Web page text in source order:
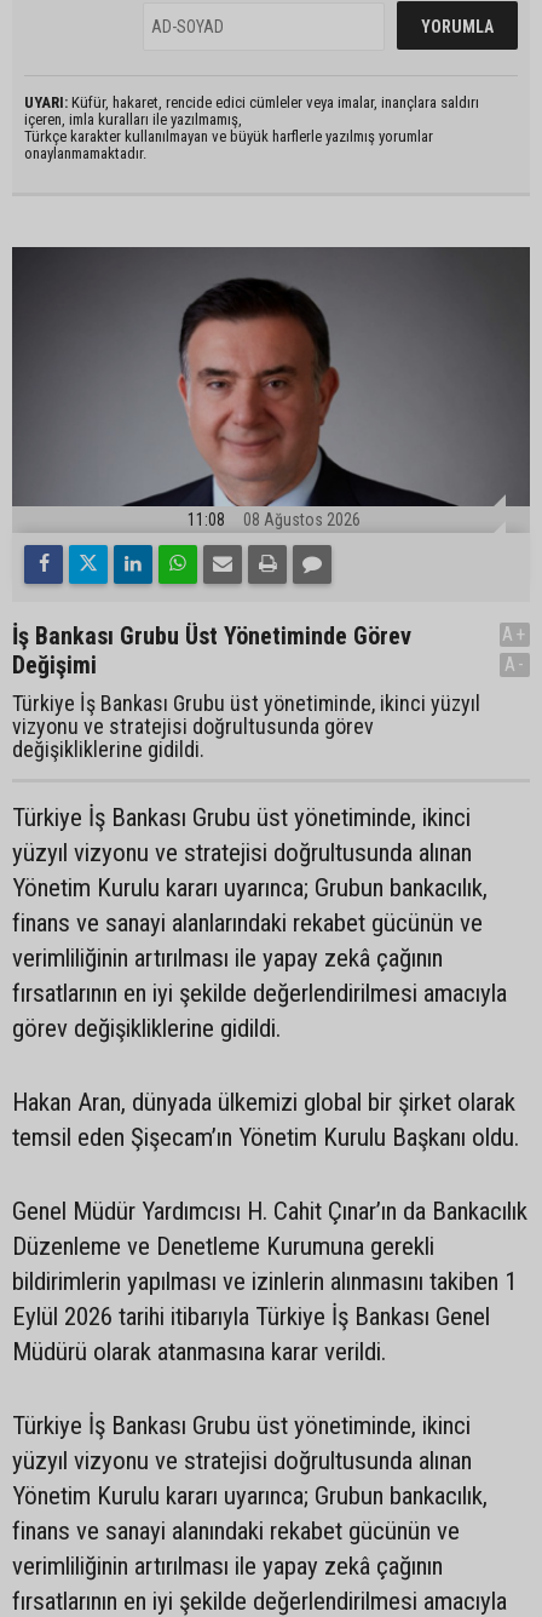
UYARI: Küfür, hakaret, rencide edici cümleler veya imalar, inançlara saldırı
içeren, imla kuralları ile yazılmamış,
Türkçe karakter kullanılmayan ve büyük harflerle yazılmış yorumlar
onaylanmamaktadır.
11:08 08 Ağustos 2026
İş Bankası Grubu Üst Yönetiminde Görev
Değişimi
Türkiye İş Bankası Grubu üst yönetiminde, ikinci yüzyıl
vizyonu ve stratejisi doğrultusunda görev
değişikliklerine gidildi.
A+
A-
Türkiye İş Bankası Grubu üst yönetiminde, ikinci
yüzyıl vizyonu ve stratejisi doğrultusunda alınan
Yönetim Kurulu kararı uyarınca; Grubun bankacılık,
finans ve sanayi alanlarındaki rekabet gücünün ve
verimliliğinin artırılması ile yapay zekâ çağının
fırsatlarının en iyi şekilde değerlendirilmesi amacıyla
görev değişikliklerine gidildi.
Hakan Aran, dünyada ülkemizi global bir şirket olarak
temsil eden Şişecam’ın Yönetim Kurulu Başkanı oldu.
Genel Müdür Yardımcısı H. Cahit Çınar’ın da Bankacılık
Düzenleme ve Denetleme Kurumuna gerekli
bildirimlerin yapılması ve izinlerin alınmasını takiben 1
Eylül 2026 tarihi itibarıyla Türkiye İş Bankası Genel
Müdürü olarak atanmasına karar verildi.
Türkiye İş Bankası Grubu üst yönetiminde, ikinci
yüzyıl vizyonu ve stratejisi doğrultusunda alınan
Yönetim Kurulu kararı uyarınca; Grubun bankacılık,
finans ve sanayi alanındaki rekabet gücünün ve
verimliliğinin artırılması ile yapay zekâ çağının
fırsatlarının en iyi şekilde değerlendirilmesi amacıyla